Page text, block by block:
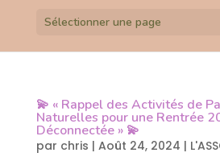
Sélectionner une page
💫 « Rappel des Activités de
Naturelles pour une Rentrée
Déconnectée » 💫
par chris | Août 24, 2024 |